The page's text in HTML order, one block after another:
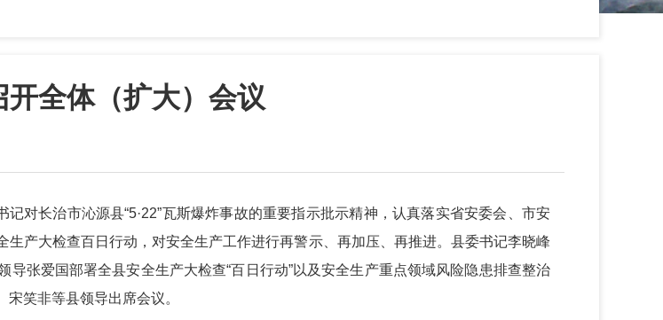
开全体（扩大）会议
对长治市沁源县“5·22”瓦斯爆炸事故的重要指示批示精神，认真落实省安委会、市安
产大检查百日行动，对安全生产工作进行再警示、再加压、再推进。县委书记李晓峰
张爱国部署全县安全生产大检查“百日行动”以及安全生产重点领域风险隐患排查整治
笑非等县领导出席会议。